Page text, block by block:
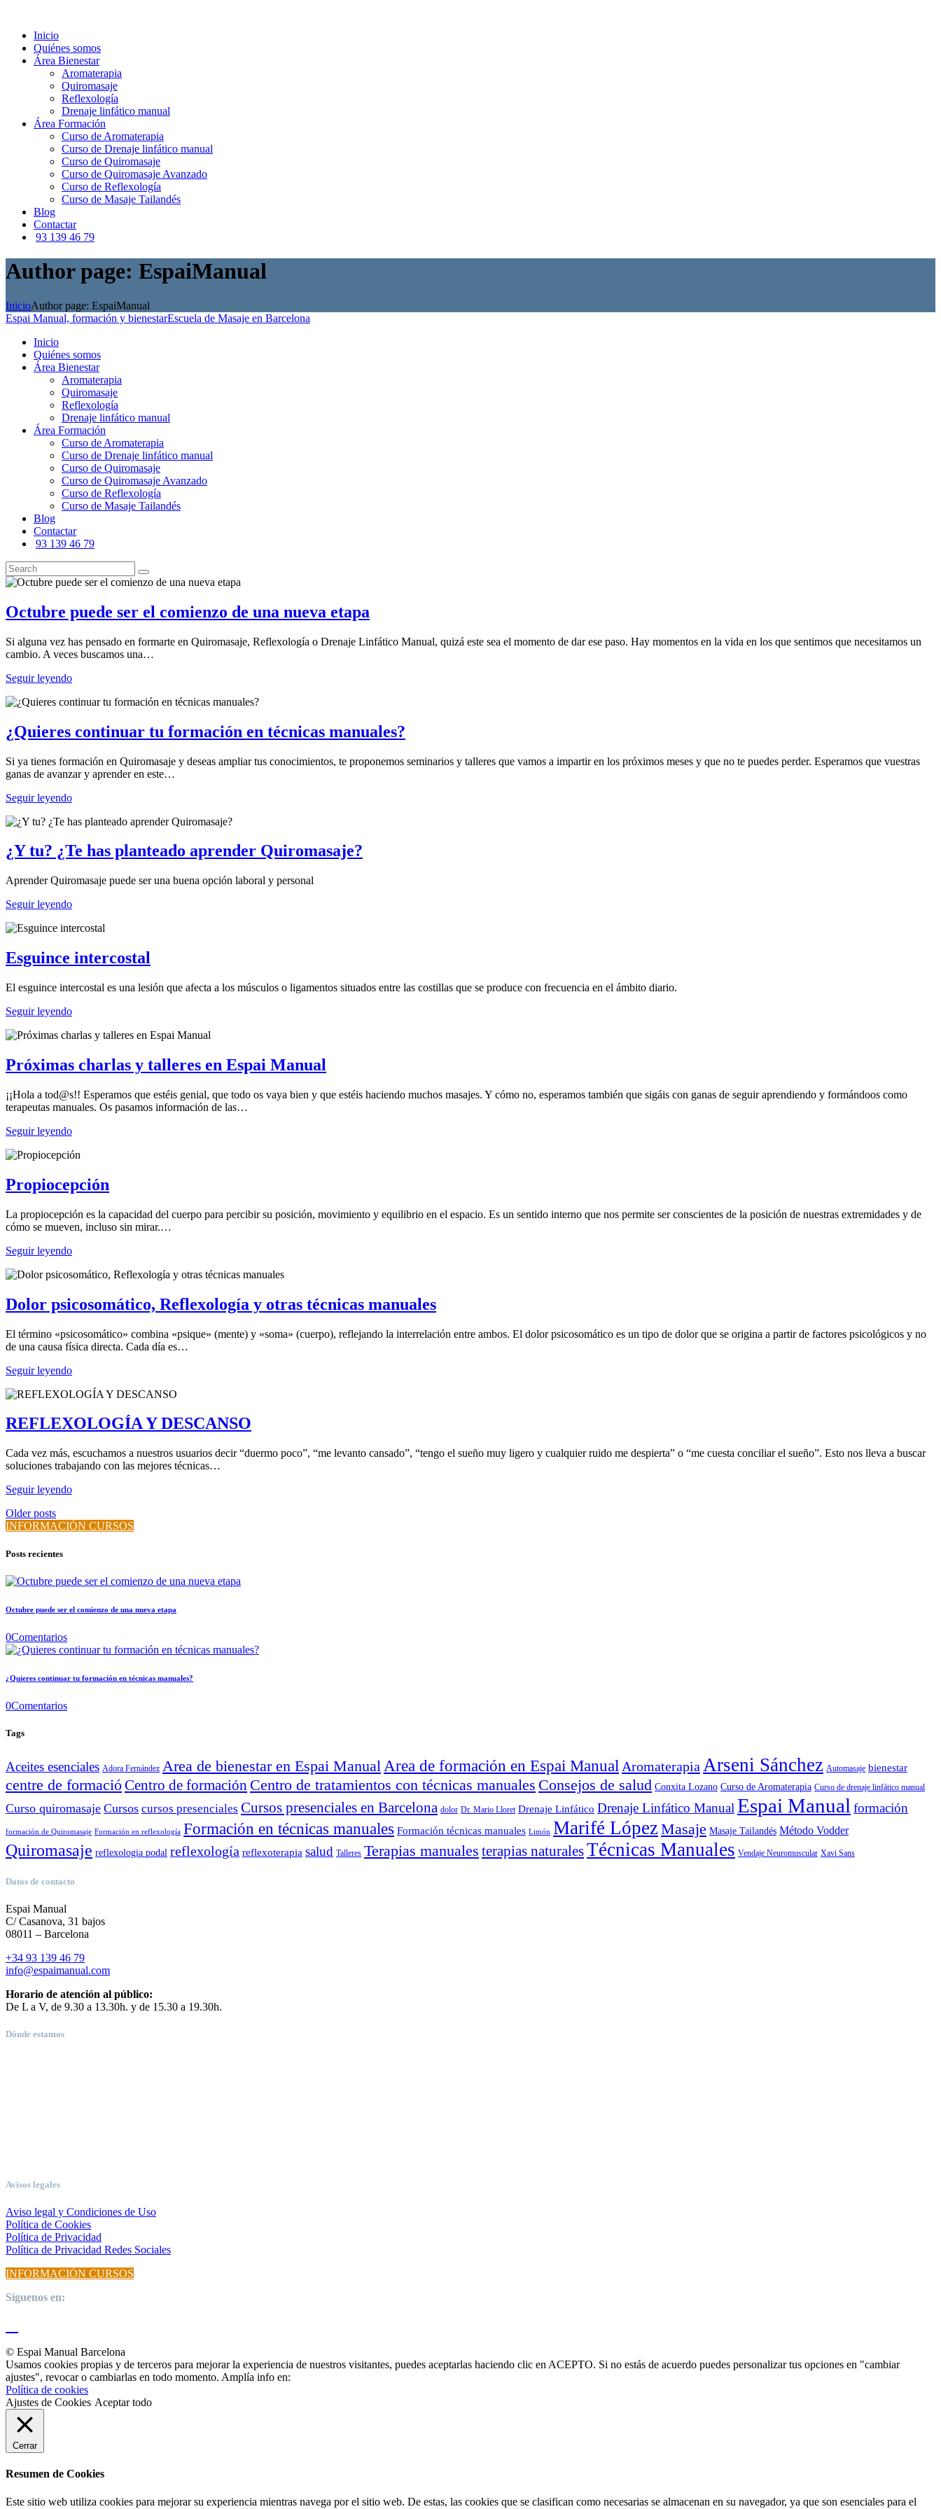
Inicio
Quiénes somos
Área Bienestar
Aromaterapia
Quiromasaje
Reflexología
Drenaje linfático manual
Área Formación
Curso de Aromaterapia
Curso de Drenaje linfático manual
Curso de Quiromasaje
Curso de Quiromasaje Avanzado
Curso de Reflexología
Curso de Masaje Tailandés
Blog
Contactar
93 139 46 79
Author page: EspaiManual
InicioAuthor page: EspaiManual
Espai Manual, formación y bienestarEscuela de Masaje en Barcelona
Inicio
Quiénes somos
Área Bienestar
Aromaterapia
Quiromasaje
Reflexología
Drenaje linfático manual
Área Formación
Curso de Aromaterapia
Curso de Drenaje linfático manual
Curso de Quiromasaje
Curso de Quiromasaje Avanzado
Curso de Reflexología
Curso de Masaje Tailandés
Blog
Contactar
93 139 46 79
Octubre puede ser el comienzo de una nueva etapa
Si alguna vez has pensado en formarte en Quiromasaje, Reflexología o Drenaje Linfático Manual, quizá este sea el momento de dar ese paso. Hay momentos en la vida en los que sentimos que necesitamos un
cambio. A veces buscamos una…
Seguir leyendo
¿Quieres continuar tu formación en técnicas manuales?
Si ya tienes formación en Quiromasaje y deseas ampliar tus conocimientos, te proponemos seminarios y talleres que vamos a impartir en los próximos meses y que no te puedes perder. Esperamos que vuestras
ganas de avanzar y aprender en este…
Seguir leyendo
¿Y tu? ¿Te has planteado aprender Quiromasaje?
Aprender Quiromasaje puede ser una buena opción laboral y personal
Seguir leyendo
Esguince intercostal
El esguince intercostal es una lesión que afecta a los músculos o ligamentos situados entre las costillas que se produce con frecuencia en el ámbito diario.
Seguir leyendo
Próximas charlas y talleres en Espai Manual
¡¡Hola a tod@s!! Esperamos que estéis genial, que todo os vaya bien y que estéis haciendo muchos masajes. Y cómo no, esperamos también que sigáis con ganas de seguir aprendiendo y formándoos como
terapeutas manuales. Os pasamos información de las…
Seguir leyendo
Propiocepción
La propiocepción es la capacidad del cuerpo para percibir su posición, movimiento y equilibrio en el espacio. Es un sentido interno que nos permite ser conscientes de la posición de nuestras extremidades y de
cómo se mueven, incluso sin mirar.…
Seguir leyendo
Dolor psicosomático, Reflexología y otras técnicas manuales
El término «psicosomático» combina «psique» (mente) y «soma» (cuerpo), reflejando la interrelación entre ambos. El dolor psicosomático es un tipo de dolor que se origina a partir de factores psicológicos y no
de una causa física directa. Cada día es…
Seguir leyendo
REFLEXOLOGÍA Y DESCANSO
Cada vez más, escuchamos a nuestros usuarios decir “duermo poco”, “me levanto cansado”, “tengo el sueño muy ligero y cualquier ruido me despierta” o “me cuesta conciliar el sueño”. Esto nos lleva a buscar
soluciones trabajando con las mejores técnicas…
Seguir leyendo
Older posts
INFORMACIÓN CURSOS
Posts recientes
Octubre puede ser el comienzo de una nueva etapa
0Comentarios
¿Quieres continuar tu formación en técnicas manuales?
0Comentarios
Tags
Aceites esenciales Adora Fernández Area de bienestar en Espai Manual Area de formación en Espai Manual Aromaterapia Arseni Sánchez Automasaje bienestar
centre de formacióCentro de formación Centro de tratamientos con técnicas manuales Consejos de salud Conxita Lozano Curso de Aromaterapia Curso de drenaje linfático manual
Curso quiromasaje Cursos cursos presenciales Cursos presenciales en Barcelona dolor Dr. Mario Lloret Drenaje Linfático Drenaje Linfático Manual Espai Manual formación
formación de Quiromasaje Formación en reflexología Formación en técnicas manuales Formación técnicas manuales Limón Marifé LópezMasaje Masaje Tailandés Método Vodder
Quiromasaje reflexologia podal reflexología reflexoterapia salud Talleres Terapias manuales terapias naturalesTécnicas Manuales Vendaje Neuromuscular Xavi Sans
Datos de contacto
Espai Manual
C/ Casanova, 31 bajos
08011 – Barcelona
+34 93 139 46 79
info@espaimanual.com
Horario de atención al público:
De L a V, de 9.30 a 13.30h. y de 15.30 a 19.30h.
Dónde estamos
Avisos legales
Aviso legal y Condiciones de Uso
Política de Cookies
Política de Privacidad
Política de Privacidad Redes Sociales
INFORMACIÓN CURSOS
Síguenos en:
© Espai Manual Barcelona
Usamos cookies propias y de terceros para mejorar la experiencia de nuestros visitantes, puedes aceptarlas haciendo clic en ACEPTO. Si no estás de acuerdo puedes personalizar tus opciones en "cambiar
ajustes", revocar o cambiarlas en todo momento. Amplía info en:
Política de cookies
Ajustes de Cookies Aceptar todo
Cerrar
Resumen de Cookies
Este sitio web utiliza cookies para mejorar su experiencia mientras navega por el sitio web. De estas, las cookies que se clasifican como necesarias se almacenan en su navegador, ya que son esenciales para el